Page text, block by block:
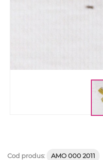
Cod produs: AMO 000 2011